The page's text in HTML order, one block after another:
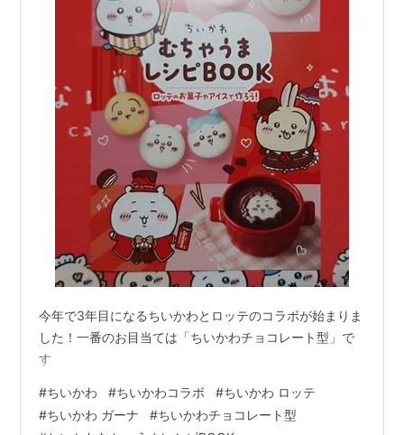
今年で3年目になるちいかわとロッテのコラボが始まりま
した！一番のお目当ては「ちいかわチョコレート型」で
す
#ちいかわ #ちいかわコラボ #ちいかわ ロッテ
#ちいかわ ガーナ #ちいかわチョコレート型